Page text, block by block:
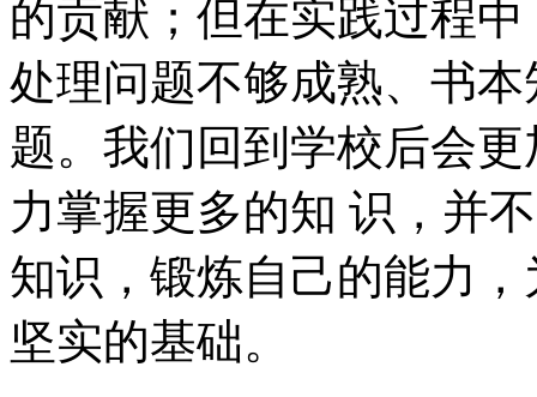
的贡献；但在实践过程
处理问题不够成熟、书
题。我们回到学校后会
力掌握更多的知 识，并
知识，锻炼自己的能力
坚实的基础。